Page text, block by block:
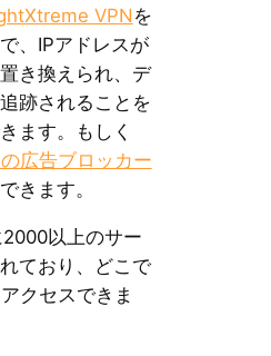
VPNを
、IPアドレスが
き換えられ、デ
跡されることを
ます。もしく
広告ブロッカー
きます。
以上のサー
ており、どこで
クセスできま